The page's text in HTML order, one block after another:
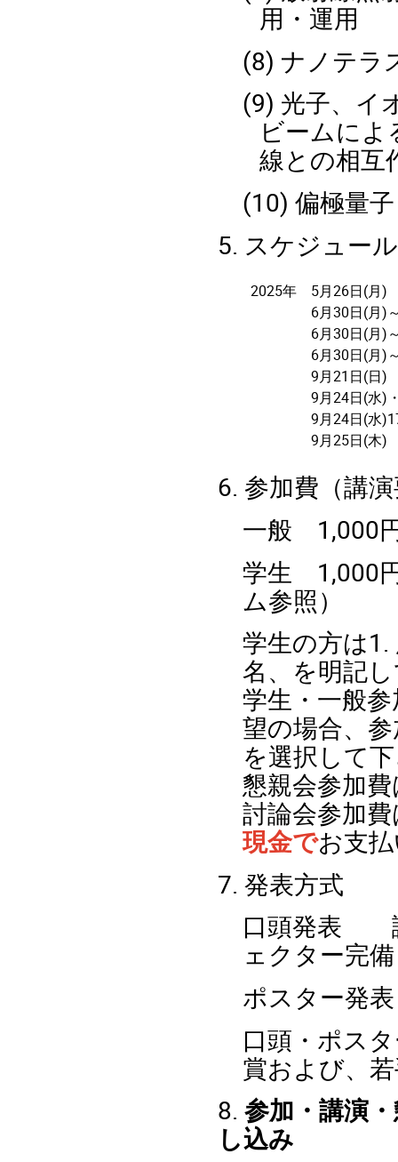
用・運用
(8) ナノテラ
(9) 光子、イ
ビームに
線との相互
(10) 偏極量
5. スケジュール
2025年
5月26日(月)
6月30日(月)
6月30日(月)
6月30日(月)
9月21日(
9月24日(水)
9月24日(水
9月25日(木)
6. 参加費（講
一般 1,000
学生 1,000
ム参照）
学生の方は1.
名、を明記
学生・一般
望の場合、
を選択して
懇親会参加
討論会参加
現金でお支
7. 発表方式
口頭発表
ェクター完備
ポスター発
口頭・ポス
賞および、
8. 参加・講演
し込み